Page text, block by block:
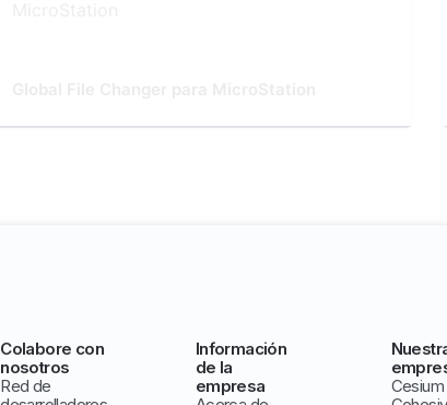
Colabore con
nosotros
Red de
Información
de la
empresa
Cesium